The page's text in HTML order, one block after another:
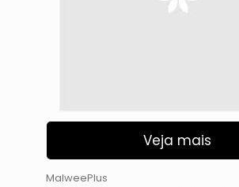
Veja mais
MalweePlus